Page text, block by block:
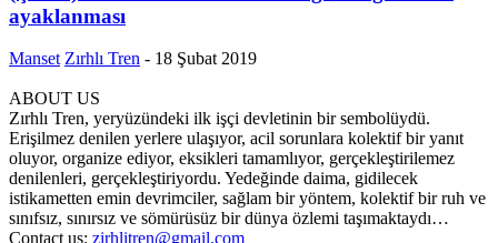
ayaklanması
Manset Zırhlı Tren - 18 Şubat 2019
ABOUT US
Zırhlı Tren, yeryüzündeki ilk işçi devletinin bir sembolüydü.
Erişilmez denilen yerlere ulaşıyor, acil sorunlara kolektif bir yanıt
oluyor, organize ediyor, eksikleri tamamlıyor, gerçekleştirilemez
denilenleri, gerçekleştiriyordu. Yedeğinde daima, gidilecek
istikametten emin devrimciler, sağlam bir yöntem, kolektif bir ruh ve
sınıfsız, sınırsız ve sömürüsüz bir dünya özlemi taşımaktaydı…
Contact us: zirhlitren@gmail.com